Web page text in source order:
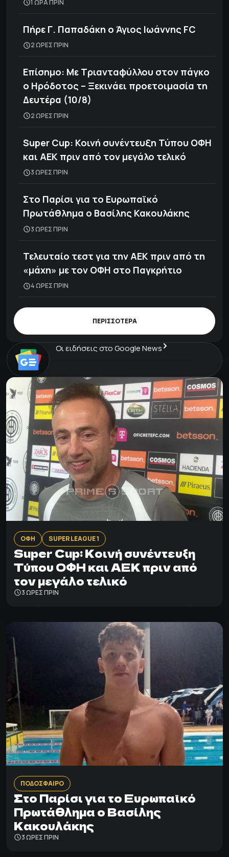
1 ΩΡΑ ΠΡΙΝ
Πήρε Γ. Παπαδάκη ο Άγιος Ιωάννης FC
2 ΩΡΕΣ ΠΡΙΝ
Επίσημο: Με Τριανταφύλλου στον πάγκο
ο Ηρόδοτος – Ξεκινάει προετοιμασία τη
Δευτέρα (10/8)
2 ΩΡΕΣ ΠΡΙΝ
Super Cup: Κοινή συνέντευξη Τύπου ΟΦΗ
και ΑΕΚ πριν από τον μεγάλο τελικό
3 ΩΡΕΣ ΠΡΙΝ
Στο Παρίσι για το Ευρωπαϊκό
Πρωτάθλημα ο Βασίλης Κακουλάκης
3 ΩΡΕΣ ΠΡΙΝ
Τελευταίο τεστ για την ΑΕΚ πριν από τη
«μάχη» με τον ΟΦΗ στο Παγκρήτιο
4 ΩΡΕΣ ΠΡΙΝ
ΠΕΡΙΣΣΟΤΕΡΑ
Οι ειδήσεις στο Google News
ΟΦΗ SUPER LEAGUE 1
Super Cup: Κοινή συνέντευξη
Τύπου ΟΦΗ και ΑΕΚ πριν από
τον μεγάλο τελικό
3 ΩΡΕΣ ΠΡΙΝ
ΠΟΔΟΣΦΑΙΡΟ
Στο Παρίσι για το Ευρωπαϊκό
Πρωτάθλημα ο Βασίλης
Κακουλάκης
3 ΩΡΕΣ ΠΡΙΝ